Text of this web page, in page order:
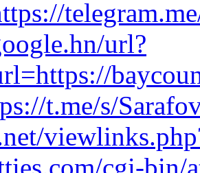
url?
t.me/s/
cgi-bin/